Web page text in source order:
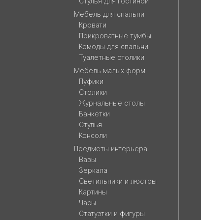
Мебель для спальни
Кровати
Прикроватные тумбы
Комоды для спальни
Туалетные столики
Мебель малых форм
Пуфики
Столики
Журнальные столы
Банкетки
Стулья
Консоли
Предметы интерьера
Вазы
Зеркала
Светильники и люстры
Картины
Часы
Статуэтки и фигуры